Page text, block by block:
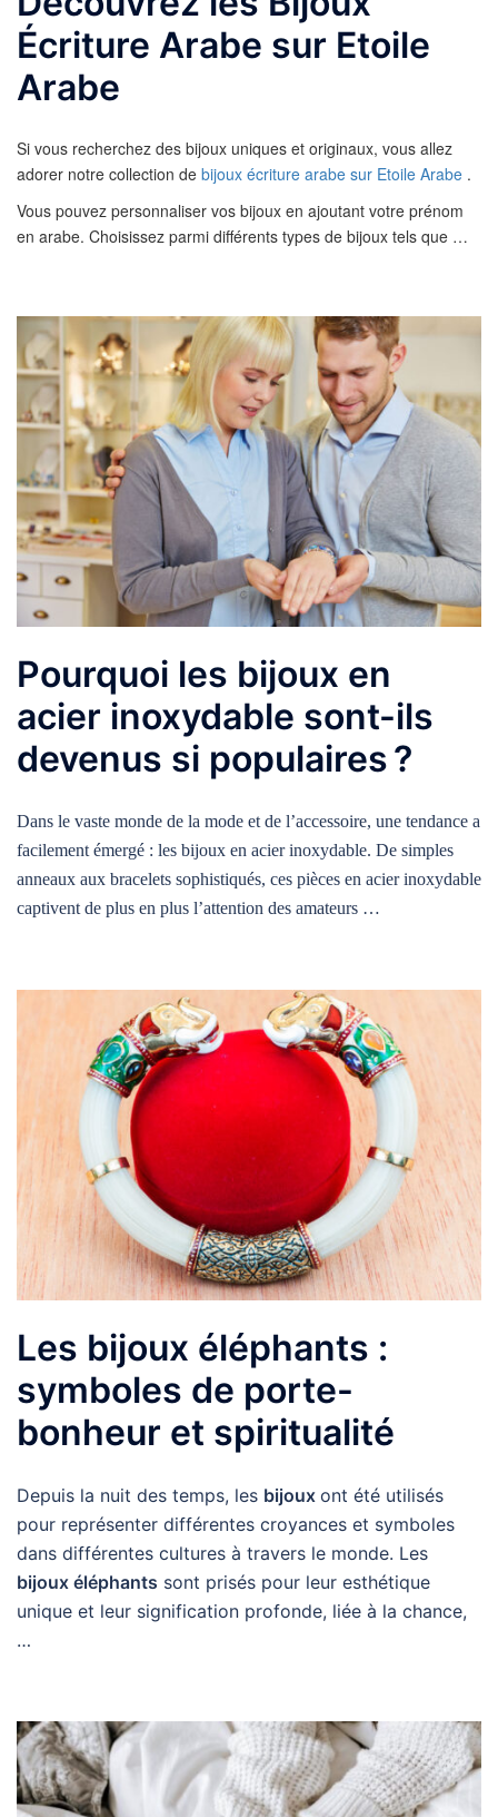
Écriture Arabe sur Etoile
Arabe
Si vous recherchez des bijoux uniques et originaux, vous allez
adorer notre collection de bijoux écriture arabe sur Etoile Arabe .
Vous pouvez personnaliser vos bijoux en ajoutant votre prénom
en arabe. Choisissez parmi différents types de bijoux tels que …
Pourquoi les bijoux en
acier inoxydable sont-ils
devenus si populaires ?
Dans le vaste monde de la mode et de l’accessoire, une tendance a
facilement émergé : les bijoux en acier inoxydable. De simples
anneaux aux bracelets sophistiqués, ces pièces en acier inoxydable
captivent de plus en plus l’attention des amateurs …
Les bijoux éléphants :
symboles de porte-
bonheur et spiritualité
Depuis la nuit des temps, les bijoux ont été utilisés
pour représenter différentes croyances et symboles
dans différentes cultures à travers le monde. Les
bijoux éléphants sont prisés pour leur esthétique
unique et leur signification profonde, liée à la chance,
…